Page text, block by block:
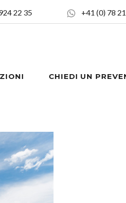
22 35 +41 (0) 78
CHIEDI UN